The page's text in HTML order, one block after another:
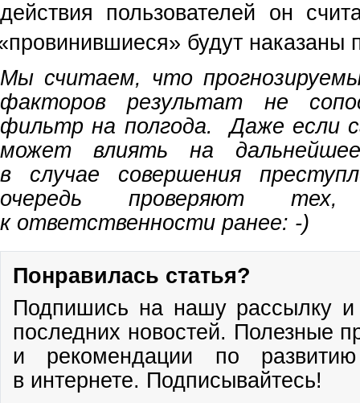
действия пользователей он
провинившиеся» будут наказаны
Мы считаем, что
факторов результат не
фильтр на полгода. Даже если
может влиять на
в случае совершения
очередь проверяют
к ответственности ранее: -)
Понравилась статья?
Подпишись на нашу рассылку и
последних новостей. Полезные
и рекомендации по
в интернете. Подписывайтесь!